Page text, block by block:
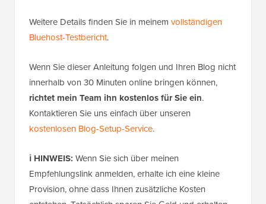
Weitere Details finden Sie in meinem vollständigen
Bluehost-Testbericht.
Wenn Sie dieser Anleitung folgen und Ihren Blog nicht
innerhalb von 30 Minuten online bringen können,
richtet mein Team ihn kostenlos für Sie ein.
Kontaktieren Sie uns einfach über unseren
kostenlosen Blog-Setup-Service.
ℹ️ HINWEIS: Wenn Sie sich über meinen
Empfehlungslink anmelden, erhalte ich eine kleine
Provision, ohne dass Ihnen zusätzliche Kosten